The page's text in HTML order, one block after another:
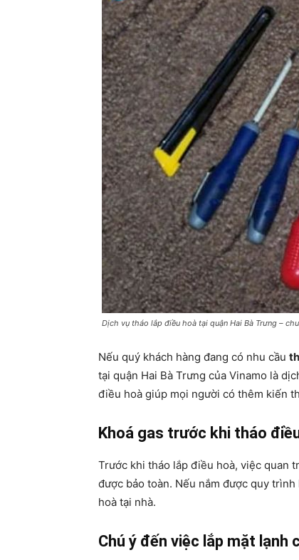
Dịch vụ tháo lắp điều hoà tại quận Hai Bà Trưng –
Nếu quý khách hàng đang có nhu cầu
tại quận Hai Bà Trưng của Vinamo là
điều hoà giúp mọi người có thêm kiến
Khoá gas trước khi tháo
Trước khi tháo lắp điều hoà, việc quan
được bảo toàn. Nếu nắm được quy
hoà tại nhà.
Chú ý đến việc lắp mặt lạnh